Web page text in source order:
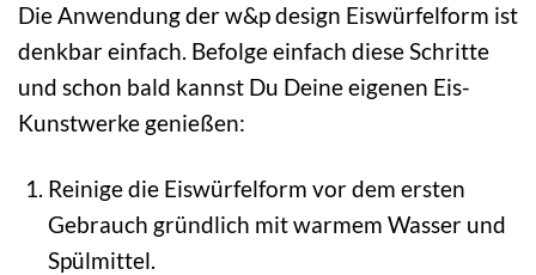
Die Anwendung der w&p design Eiswürfelform ist
denkbar einfach. Befolge einfach diese Schritte
und schon bald kannst Du Deine eigenen Eis-
Kunstwerke genießen:
Reinige die Eiswürfelform vor dem ersten
Gebrauch gründlich mit warmem Wasser und
Spülmittel.